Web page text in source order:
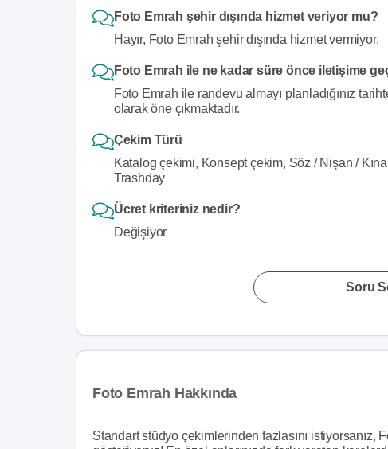
Foto Emrah şehir dışında hizmet veriyor mu?
Hayır, Foto Emrah şehir dışında hizmet vermiyor.
Foto Emrah ile ne kadar süre önce iletişime
Foto Emrah ile randevu almayı planladığınız
olarak öne çıkmaktadır.
Çekim Türü
Katalog çekimi, Konsept çekim, Söz / Nişan /
Trashday
Ücret kriteriniz nedir?
Değişiyor
Soru
Foto Emrah Hakkında
Standart stüdyo çekimlerinden fazlasını istiyorsanız,